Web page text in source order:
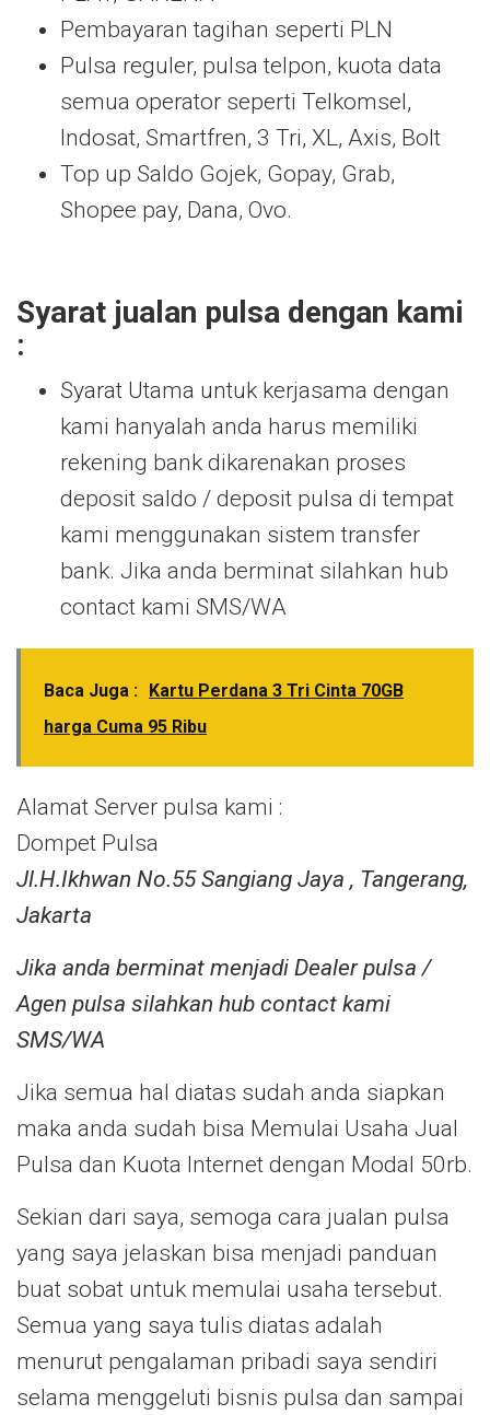
Pembayaran tagihan seperti PLN
Pulsa reguler, pulsa telpon, kuota data
semua operator seperti Telkomsel,
Indosat, Smartfren, 3 Tri, XL, Axis, Bolt
Top up Saldo Gojek, Gopay, Grab,
Shopee pay, Dana, Ovo.
Syarat jualan pulsa dengan kami
:
Syarat Utama untuk kerjasama dengan
kami hanyalah anda harus memiliki
rekening bank dikarenakan proses
deposit saldo / deposit pulsa di tempat
kami menggunakan sistem transfer
bank. Jika anda berminat silahkan hub
contact kami SMS/WA
Baca Juga : Kartu Perdana 3 Tri Cinta 70GB
harga Cuma 95 Ribu
Alamat Server pulsa kami :
Dompet Pulsa
Jl.H.Ikhwan No.55 Sangiang Jaya , Tangerang,
Jakarta
Jika anda berminat menjadi Dealer pulsa /
Agen pulsa silahkan hub contact kami
SMS/WA
Jika semua hal diatas sudah anda siapkan
maka anda sudah bisa Memulai Usaha Jual
Pulsa dan Kuota Internet dengan Modal 50rb.
Sekian dari saya, semoga cara jualan pulsa
yang saya jelaskan bisa menjadi panduan
buat sobat untuk memulai usaha tersebut.
Semua yang saya tulis diatas adalah
menurut pengalaman pribadi saya sendiri
selama menggeluti bisnis pulsa dan sampai